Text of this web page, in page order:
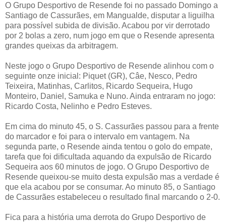
O Grupo Desportivo de Resende foi no passado Domingo a
Santiago de Cassurães, em Mangualde, disputar a liguilha
para possível subida de divisão. Acabou por vir derrotado
por 2 bolas a zero, num jogo em que o Resende apresenta
grandes queixas da arbitragem.
Neste jogo o Grupo Desportivo de Resende alinhou com o
seguinte onze inicial: Piquet (GR), Câe, Nesco, Pedro
Teixeira, Matinhas, Carlitos, Ricardo Sequeira, Hugo
Monteiro, Daniel, Samuka e Nuno. Ainda entraram no jogo:
Ricardo Costa, Nelinho e Pedro Esteves.
Em cima do minuto 45, o S. Cassurães passou para a frente
do marcador e foi para o intervalo em vantagem. Na
segunda parte, o Resende ainda tentou o golo do empate,
tarefa que foi dificultada aquando da expulsão de Ricardo
Sequeira aos 60 minutos de jogo. O Grupo Desportivo de
Resende queixou-se muito desta expulsão mas a verdade é
que ela acabou por se consumar. Ao minuto 85, o Santiago
de Cassurães estabeleceu o resultado final marcando o 2-0.
Fica para a história uma derrota do Grupo Desportivo de